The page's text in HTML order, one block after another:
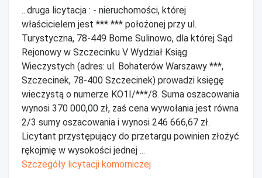
...druga licytacja : - nieruchomości, której
właścicielem jest *** *** położonej przy ul.
Turystyczna, 78-449 Borne Sulinowo, dla której Sąd
Rejonowy w Szczecinku V Wydział Ksiąg
Wieczystych (adres: ul. Bohaterów Warszawy ***,
Szczecinek, 78-400 Szczecinek) prowadzi księgę
wieczystą o numerze KO1I/***/8. Suma oszacowania
wynosi 370 000,00 zł, zaś cena wywołania jest równa
2/3 sumy oszacowania i wynosi 246 666,67 zł.
Licytant przystępujący do przetargu powinien złożyć
rękojmię w wysokości jednej ...
Szczegóły licytacji komorniczej